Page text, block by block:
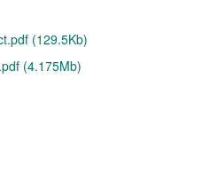
(129.5Kb)
(4.175Mb)